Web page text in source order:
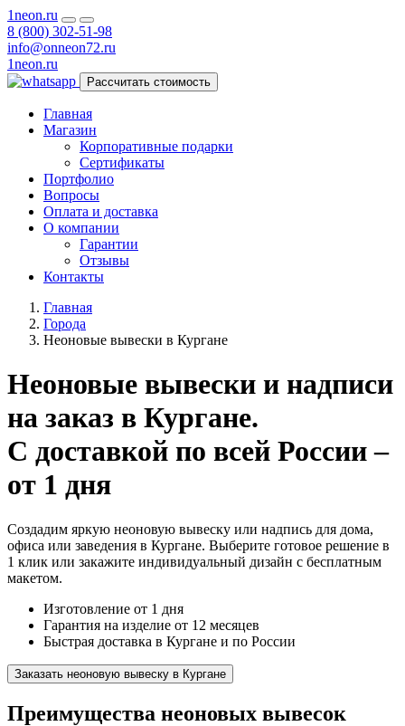
1neon.ru
8 (800) 302-51-98
info@onneon72.ru
1neon.ru
Рассчитать стоимость
Главная
Магазин
Корпоративные подарки
Сертификаты
Портфолио
Вопросы
Оплата и доставка
О компании
Гарантии
Отзывы
Контакты
Главная
Города
Неоновые вывески в Кургане
Неоновые вывески и надписи
на заказ в Кургане.
С доставкой по всей России –
от 1 дня
Создадим яркую неоновую вывеску или надпись для дома,
офиса или заведения в Кургане. Выберите готовое решение в
1 клик или закажите индивидуальный дизайн с бесплатным
макетом.
Изготовление от 1 дня
Гарантия на изделие от 12 месяцев
Быстрая доставка в Кургане и по России
Заказать неоновую вывеску в Кургане
Преимущества неоновых вывесок